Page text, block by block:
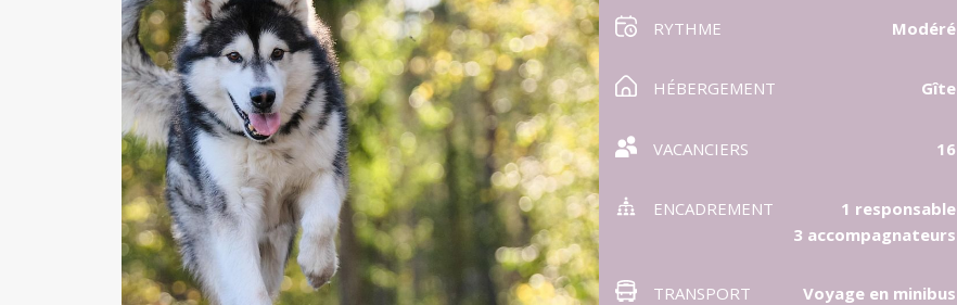
RYTHME Modéré
HÉBERGEMENT Gîte
VACANCIERS 16
ENCADREMENT
1 responsable
3 accompagnateurs
TRANSPORT
Voyage en minibus